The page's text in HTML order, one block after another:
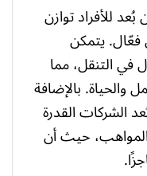
للأفراد توازن
فعّال. يتمكن
في التنقل، مما
والحياة. بالإضافة
الشركات القدرة
حيث أن